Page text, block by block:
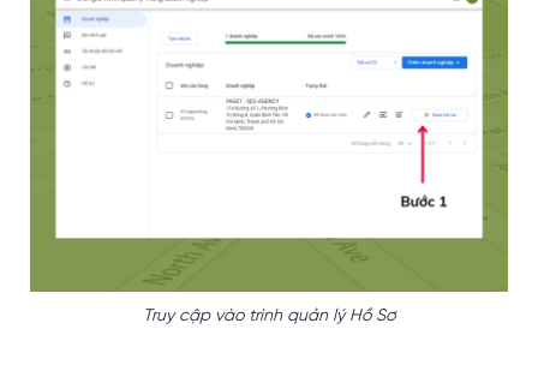
Truy cập vào trình quản lý Hồ Sơ